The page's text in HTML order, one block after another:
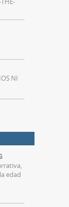
NI
edad